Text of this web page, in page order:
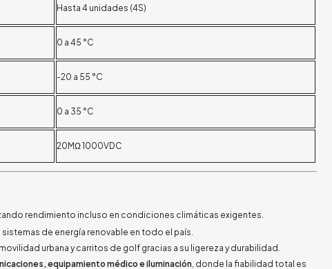
Hasta 4 unidades (4S)
0 a 45 °C
-20 a 55 °C
0 a 35 °C
20MΩ 1000VDC
rendimiento incluso en condiciones climáticas exigentes.
de energía renovable en todo el país.
urbana y carritos de golf gracias a su ligereza y durabilidad.
equipamiento médico e iluminación , donde la fiabilidad total es